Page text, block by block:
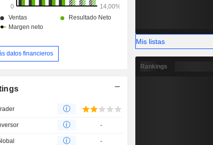
datos financieros
-
-
Mis listas
Rankings